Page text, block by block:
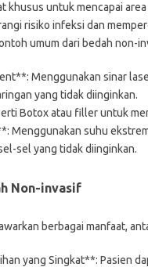
khusus untuk mencapai
risiko infeksi dan
umum dari bedah non-
Menggunakan sinar
yang tidak diinginkan.
Botox atau filler untuk
Menggunakan suhu
sel yang tidak diinginkan.
Non-invasif
berbagai manfaat,
yang Singkat**: Pasien